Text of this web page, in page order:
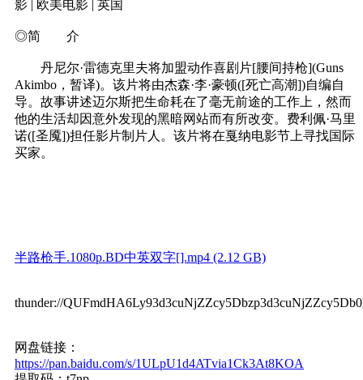
影 | 欧美电影 | 英国
◎简 介
丹尼尔·雷德克里夫将加盟动作喜剧片[腰间持枪](Guns
Akimbo，暂译)。该片将由杰森·李·豪顿([死亡高潮])自编自
导。故事讲述迈尔斯把生命耗在了毫无前途的工作上，然而
他的生活却因意外发现的黑暗网站而有所改变。费利佩·马里
诺([圣魇])担任影片制片人。该片将在戛纳电影节上寻找国际
买家。
半路枪手.1080p.BD中英双字[].mp4 (2.12 GB)
thunder://
网盘链接：
https://pan.baidu.com/s/1ULpU1d4ATvia1Ck3At8KOA